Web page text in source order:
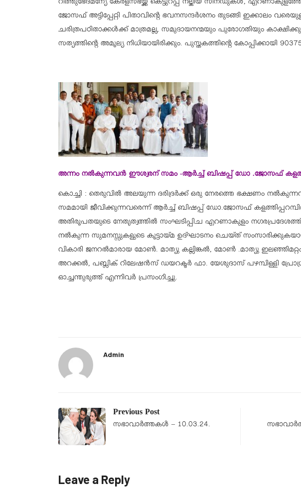
റീത്തുഭേദമന്യേ കേരളസഭയ്ക്ക് കെട്ടുറപ്പ് നല്കിയ സിനഡുകള്‍,
ജോസഫ് അട്ടിപ്പേറ്റി പിതാവിന്റെ ഭവനസന്ദര്‍ശനം തുടങ്ങി ഇക്കാലം
ചരിത്രപഠിതാക്കള്‍ക്ക് മാത്രമല്ല, സമുദായനന്മയും പുരോഗതിയും
സത്യത്തിന്റെ അമൂല്യ നിധിയായിരിക്കും. പുസ്തകത്തിന്റെ കോപ്പിക്കായി
അന്നം നൽകുന്നവൻ ഈശ്വരന് സമം -ആർച്ച് ബിഷപ്പ് ഡോ .ജോസഫ്
കൊച്ചി : തെരുവിൽ അലയുന്ന ദരിദ്രർക്ക് ഒരു നേരത്തെ ഭക്ഷണം
സമമായി ജീവിക്കുന്നവരെന്ന് ആർച്ച് ബിഷപ്പ് ഡോ.ജോസഫ്
അതിരൂപതയുടെ നേതൃത്വത്തിൽ സംഘടിപ്പിച എറണാകുളം
നൽകുന്ന സുമനസ്സുകളുടെ കൂട്ടായ്മ ഉദ്ഘാടനം ചെയ്ത്
വികാരി ജനറൽമാരായ മോൺ. മാത്യു കല്ലിങ്കൽ, മോൺ .മാത്യു
അറക്കൽ, പബ്ലിക് റിലേഷൻസ് ഡയറക്ടർ ഫാ. യേശുദാസ് പഴമ്പിള്ളി
ഓച്ചന്തുരുത്ത് എന്നിവർ പ്രസംഗിച്ചു.
Admin
Previous Post
സഭാവാര്‍ത്തകള്‍ – 10.03.24.
Leave a Reply